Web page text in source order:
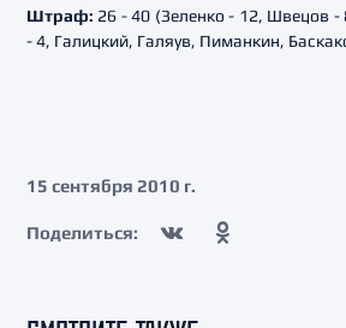
Штраф: 26 - 40 (Зеленко - 12, Швецов
- 4, Галицкий, Галяув, Пиманкин,
15 сентября 2010 г.
Поделиться: